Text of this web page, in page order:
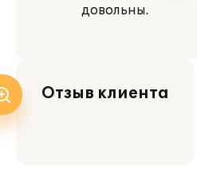
довольны.
Отзыв клиента